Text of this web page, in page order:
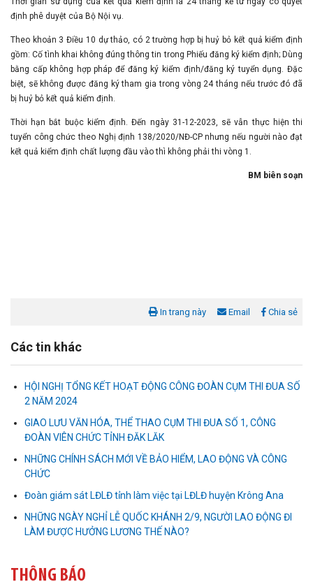
định phê duyệt của Bộ Nội vụ.
Theo khoản 3 Điều 10 dự thảo, có 2 trường hợp bị huỷ bỏ kết quả kiểm định
gồm: Cố tình khai không đúng thông tin trong Phiếu đăng ký kiểm định; Dùng
bằng cấp không hợp pháp để đăng ký kiểm định/đăng ký tuyển dụng. Đặc
biệt, sẽ không được đăng ký tham gia trong vòng 24 tháng nếu trước đó đã
bị huỷ bỏ kết quả kiểm định.
Thời hạn bắt buộc kiểm định. Đến ngày 31-12-2023, sẽ vẫn thực hiện thi
tuyển công chức theo Nghị định 138/2020/NĐ-CP nhưng nếu người nào đạt
kết quả kiểm định chất lượng đầu vào thì không phải thi vòng 1.
BM biên soạn
In trang này Email Chia sẻ
Các tin khác
HỘI NGHỊ TỔNG KẾT HOẠT ĐỘNG CÔNG ĐOÀN CỤM THI ĐUA SỐ
2 NĂM 2024
GIAO LƯU VĂN HÓA, THỂ THAO CỤM THI ĐUA SỐ 1, CÔNG
ĐOÀN VIÊN CHỨC TỈNH ĐĂK LĂK
NHỮNG CHÍNH SÁCH MỚI VỀ BẢO HIỂM, LAO ĐỘNG VÀ CÔNG
CHỨC
Đoàn giám sát LĐLĐ tỉnh làm việc tại LĐLĐ huyện Krông Ana
NHỮNG NGÀY NGHỈ LỄ QUỐC KHÁNH 2/9, NGƯỜI LAO ĐỘNG ĐI
LÀM ĐƯỢC HƯỞNG LƯƠNG THẾ NÀO?
THÔNG BÁO
Liên đoàn Lao động tỉnh tổ chức trao kinh phí hỗ trợ xây dựng nhà
Mái ấm Công đoàn cho đoàn viên công đoàn có hoàn cảnh...
phường Tân An
cho con đoàn viên, người lao động khó khăn trước khai...